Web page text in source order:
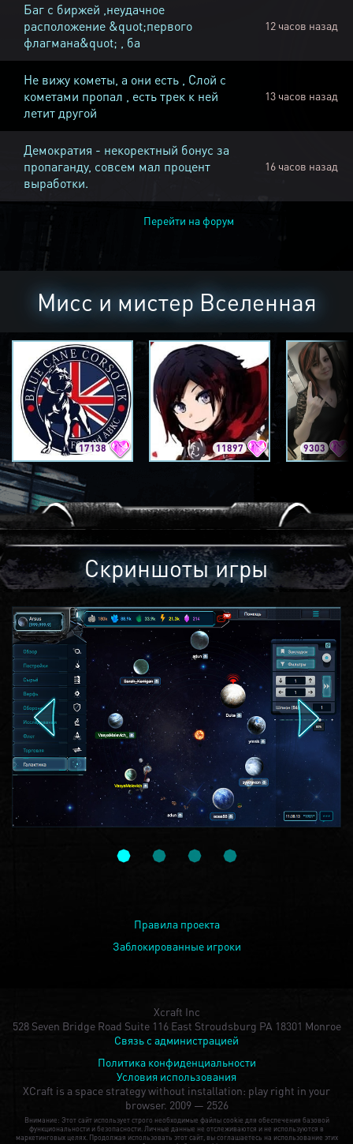
Баг с биржей ,неудачное
расположение &quot;первого
флагмана&quot; , ба
12 часов назад
Не вижу кометы, а они есть , Слой с
кометами пропал , есть трек к ней
летит другой
13 часов назад
Демократия - некоректный бонус за
пропаганду, совсем мал процент
выработки.
16 часов назад
Перейти на форум
Мисс и мистер Вселенная
17138 11897 9303
Скриншоты игры
Правила проекта
Заблокированные игроки
Xcraft Inc
528 Seven Bridge Road Suite 116 East Stroudsburg PA 18301 Monroe
Связь с администрацией
Политика конфиденциальности
Условия использования
XCraft is a space strategy without installation: play right in your
browser. 2009 — 2526
Внимание: Этот сайт использует строго необходимые файлы cookie для обеспечения базовой
функциональности и безопасности. Личные данные не отслеживаются и не используются в
маркетинговых целях. Продолжая использовать этот сайт, вы соглашаетесь на использование этих